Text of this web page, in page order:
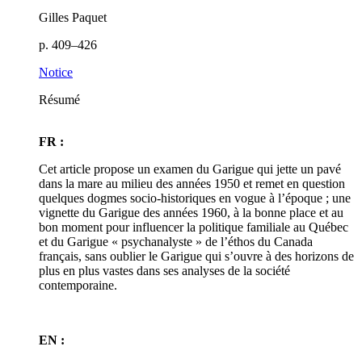
Gilles Paquet
p. 409–426
Notice
Résumé
FR :
Cet article propose un examen du Garigue qui jette un pavé
dans la mare au milieu des années 1950 et remet en question
quelques dogmes socio-historiques en vogue à l’époque ; une
vignette du Garigue des années 1960, à la bonne place et au
bon moment pour influencer la politique familiale au Québec
et du Garigue « psychanalyste » de l’éthos du Canada
français, sans oublier le Garigue qui s’ouvre à des horizons de
plus en plus vastes dans ses analyses de la société
contemporaine.
EN :